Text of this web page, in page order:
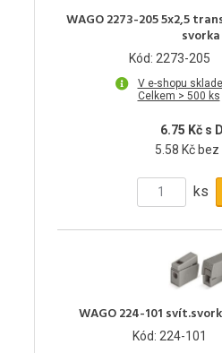
WAGO 2273-205 5x2,5
svorka
Kód: 2273-205
V e-shopu
Celkem > 500 ks
6.75 Kč s
5.58 Kč bez
ks
WAGO 224-101
Kód: 224-101